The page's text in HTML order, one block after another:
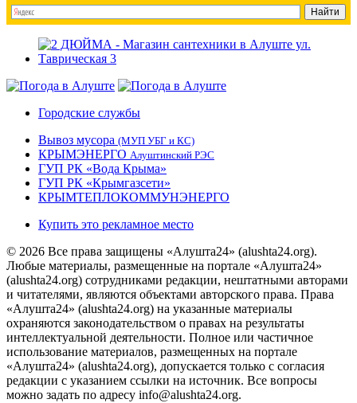
Городские службы
Вывоз мусора (МУП УБГ и КС)
КРЫМЭНЕРГО Алуштинский РЭС
ГУП РК «Вода Крыма»
ГУП РК «Крымгазсети»
КРЫМТЕПЛОКОММУНЭНЕРГО
Купить это рекламное место
© 2026 Все права защищены «Алушта24» (alushta24.org).
Любые материалы, размещенные на портале «Алушта24»
(alushta24.org) сотрудниками редакции, нештатными авторами
и читателями, являются объектами авторского права. Права
«Алушта24» (alushta24.org) на указанные материалы
охраняются законодательством о правах на результаты
интеллектуальной деятельности. Полное или частичное
использование материалов, размещенных на портале
«Алушта24» (alushta24.org), допускается только с согласия
редакции с указанием ссылки на источник. Все вопросы
можно задать по адресу info@alushta24.org.